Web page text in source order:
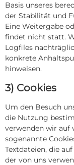
Basis unseres
der Stabilität und
Eine Weitergabe
findet nicht statt.
Logfiles
konkrete
hinweisen.
3) Cookies
Um den Besuch
die Nutzung
verwenden wir auf
sogenannte
Textdateien, die
der von uns